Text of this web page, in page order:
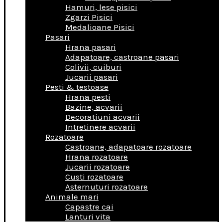
Hamuri, lese pisici
Zgarzi Pisici
Medalioane Pisici
Pasari
Hrana pasari
Adapatoare, castroane pasari
Colivii, cuiburi
Jucarii pasari
Pesti & testoase
Hrana pesti
Bazine, acvarii
Decoratiuni acvarii
Intretinere acvarii
Rozatoare
Castroane, adapatoare rozatoare
Hrana rozatoare
Jucarii rozatoare
Custi rozatoare
Asternuturi rozatoare
Animale mari
Capastre cai
Lanturi vita